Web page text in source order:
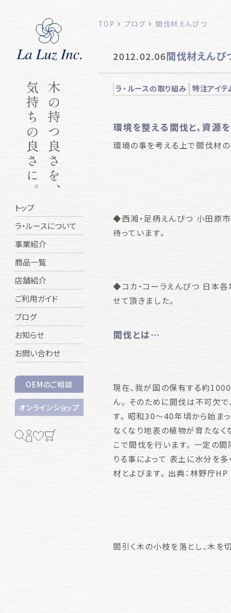
木の持つ良さを、
気持ちの良さに。
トップ
ラ・ルースについて
事業紹介
商品一覧
店舗紹介
ご利用ガイド
ブログ
お知らせ
お問い合わせ
OEMのご相談
オンラインショップ
TOP ブログ 間伐材えんぴつ
2012.02.06間伐材えんぴ
ラ・ルースの取り組み 特注アイテ
環境を整える間伐と、資源
環境の事を考える上で間伐材の
◆西湘・足柄えんぴつ 小田原市
待っています。
◆コカ・コーラえんぴつ 日本各
せて頂きました。
間伐とは…
現在、我が国の保有する約
ん。 そのために間伐は不可欠
す。 昭和30～40年頃から始ま
なくなり地表の植物が育たなく
こで間伐を行います。 一定の
りる事によって 表土に水分を
材とよびます。 出典：林野庁HP
間引く木の小枝を落とし、木を